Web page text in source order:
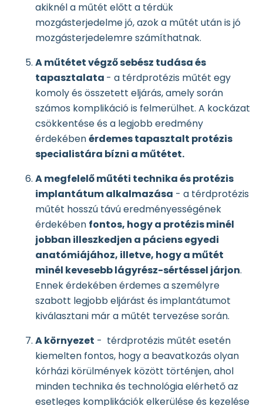
akiknél a műtét előtt a térdük
mozgásterjedelme jó, azok a műtét után is jó
mozgásterjedelemre számíthatnak.
A műtétet végző sebész tudása és
tapasztalata - a térdprotézis műtét egy
komoly és összetett eljárás, amely során
számos komplikáció is felmerülhet. A kockázat
csökkentése és a legjobb eredmény
érdekébenérdemes tapasztalt protézis
specialistára bízni a műtétet.
A megfelelő műtéti technika és protézis
implantátum alkalmazása - a térdprotézis
műtét hosszú távú eredményességének
érdekében fontos, hogy a protézis minél
jobban illeszkedjen a páciens egyedi
anatómiájához, illetve, hogy a műtét
minél kevesebb lágyrész-sértéssel járjon.
Ennek érdekében érdemes a személyre
szabott legjobb eljárást és implantátumot
kiválasztani már a műtét tervezése során.
A környezet - térdprotézis műtét esetén
kiemelten fontos, hogy a beavatkozás olyan
kórházi körülmények között történjen, ahol
minden technika és technológia elérhető az
esetleges komplikációk elkerülése és kezelése